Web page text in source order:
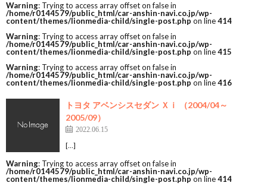
Warning: Trying to access array offset on false in
/home/r0144579/public_html/car-anshin-navi.co.jp/wp-
content/themes/lionmedia-child/single-post.php on line414
Warning: Trying to access array offset on false in
/home/r0144579/public_html/car-anshin-navi.co.jp/wp-
content/themes/lionmedia-child/single-post.php on line415
Warning: Trying to access array offset on false in
/home/r0144579/public_html/car-anshin-navi.co.jp/wp-
content/themes/lionmedia-child/single-post.php on line416
トヨタ アベンシスセダン Ｘｉ （2004/04～
2005/09）
2022.06.15
[…]
Warning: Trying to access array offset on false in
/home/r0144579/public_html/car-anshin-navi.co.jp/wp-
content/themes/lionmedia-child/single-post.php on line414